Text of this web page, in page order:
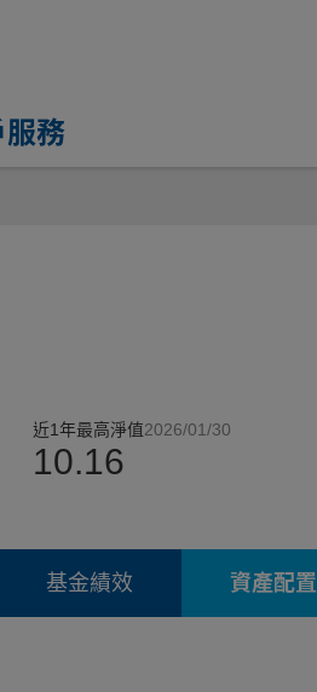
服務
近1年最高淨值2026/01/30
10.16
基金績效 資產配置